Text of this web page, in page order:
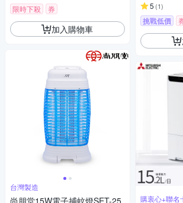
限時下殺 券
加入購物車
台灣製造
5 (1)
挑戰低價
購衷心+聯名